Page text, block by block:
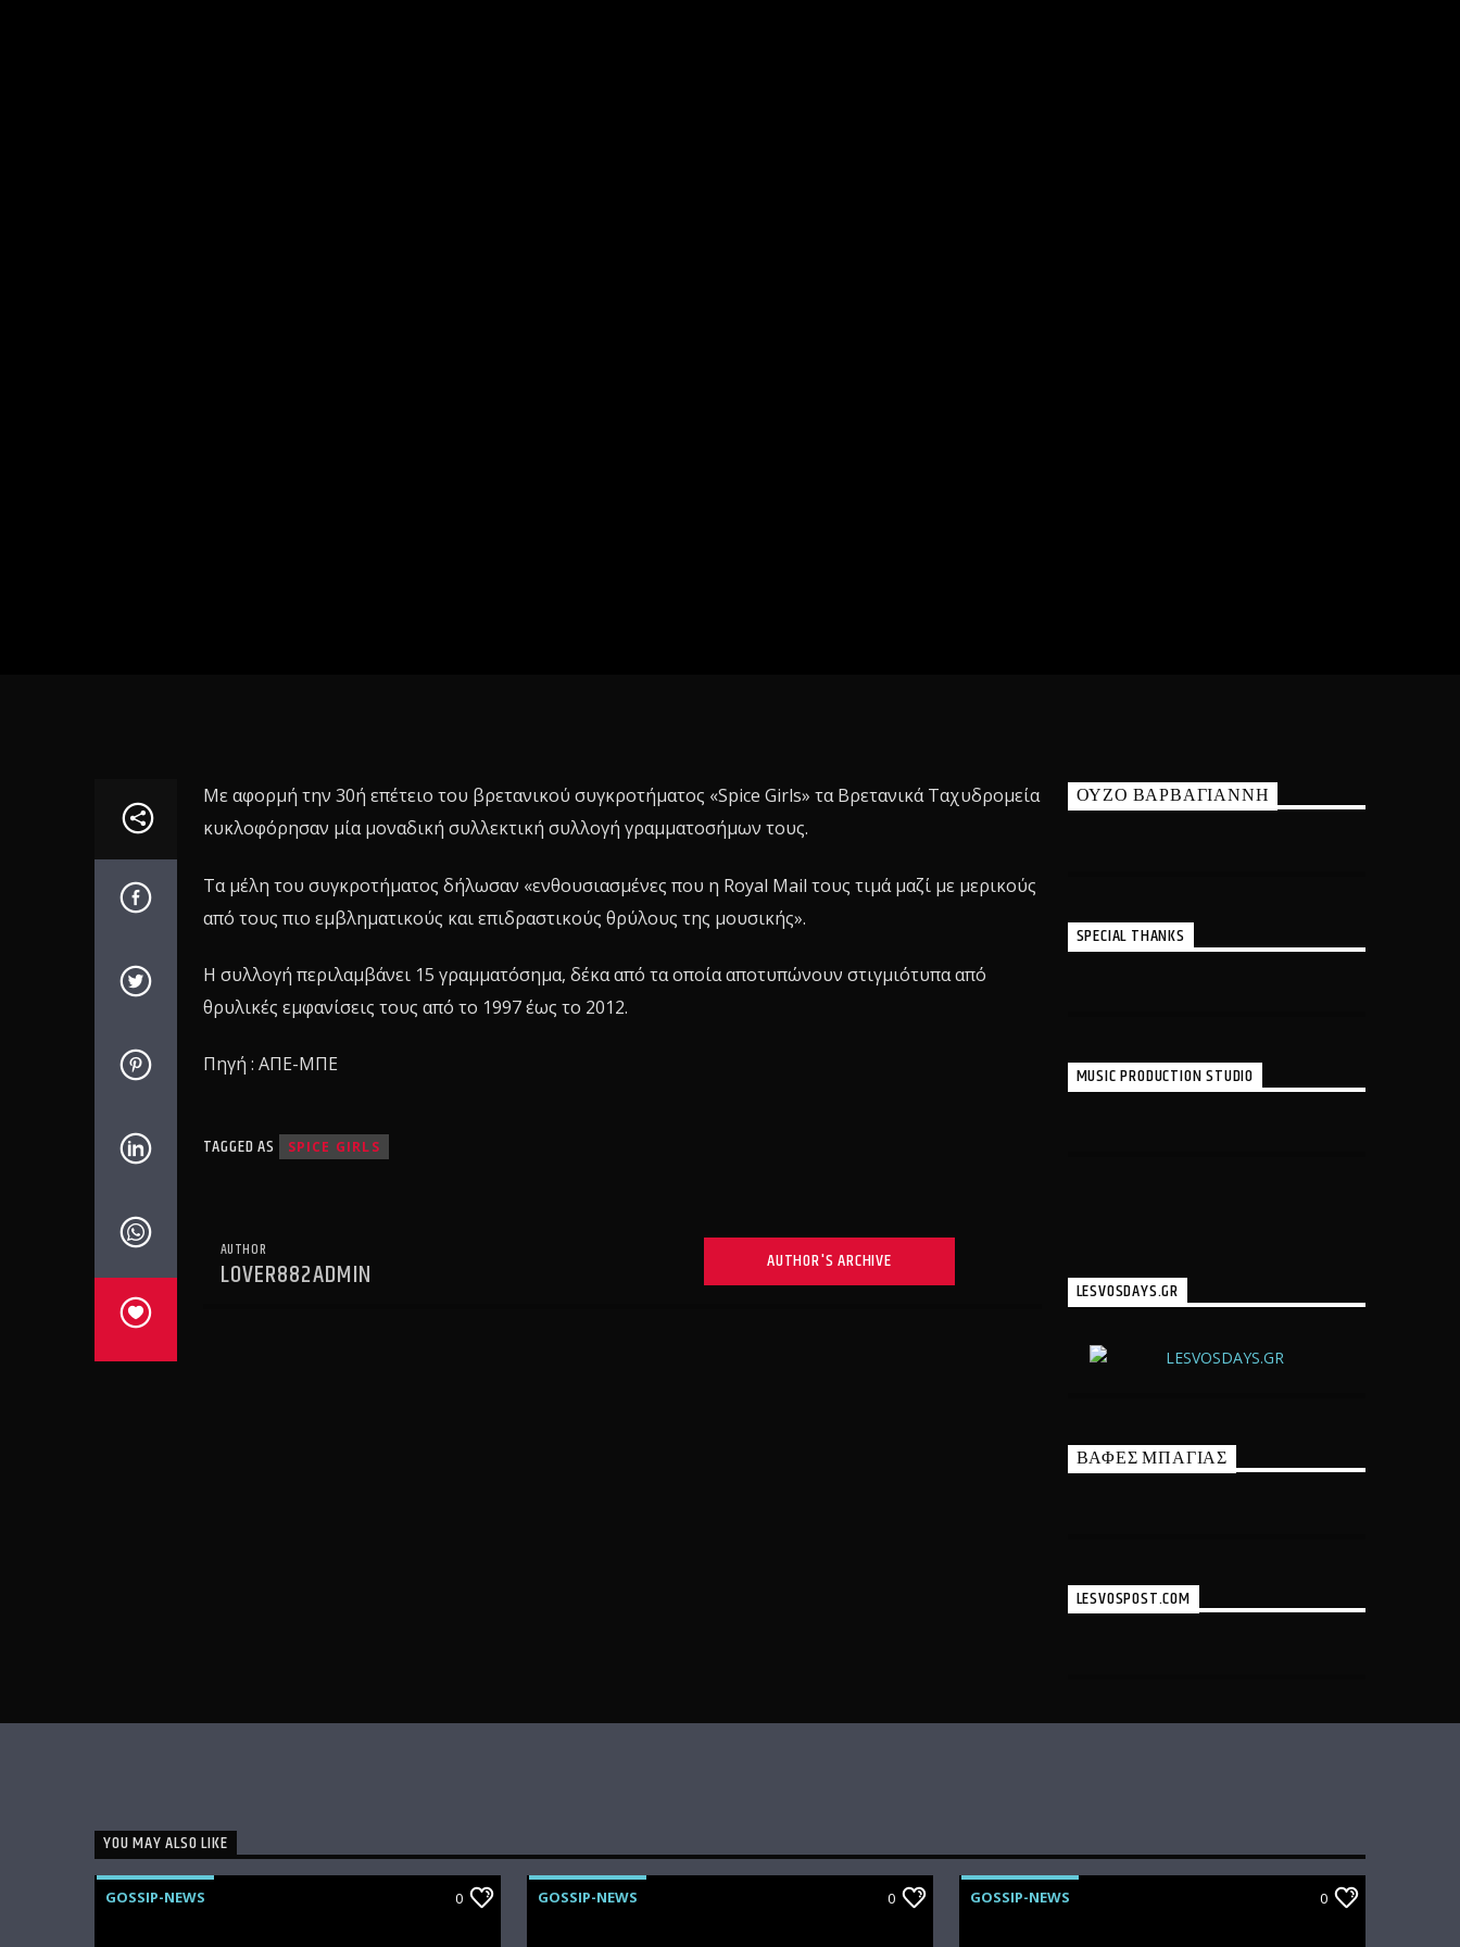
Με αφορμή την 30ή επέτειο του βρετανικού συγκροτήματος «Spice Girls» τα Βρετανικά Ταχυδρομεία
κυκλοφόρησαν μία μοναδική συλλεκτική συλλογή γραμματοσήμων τους.
Τα μέλη του συγκροτήματος δήλωσαν «ενθουσιασμένες που η Royal Mail τους τιμά μαζί με μερικούς
από τους πιο εμβληματικούς και επιδραστικούς θρύλους της μουσικής».
Η συλλογή περιλαμβάνει 15 γραμματόσημα, δέκα από τα οποία αποτυπώνουν στιγμιότυπα από
θρυλικές εμφανίσεις τους από το 1997 έως το 2012.
Πηγή : ΑΠΕ-ΜΠΕ
TAGGED AS SPICE GIRLS
AUTHOR
LOVER882ADMIN AUTHOR'S ARCHIVE
ΟΥΖΟ ΒΑΡΒΑΓΙΑΝΝΗ
SPECIAL THANKS
MUSIC PRODUCTION STUDIO
LESVOSDAYS.GR
ΒΑΦΕΣ ΜΠΑΓΙΑΣ
LESVOSPOST.COM
YOU MAY ALSO LIKE
GOSSIP-NEWS 0 GOSSIP-NEWS 0 GOSSIP-NEWS 0